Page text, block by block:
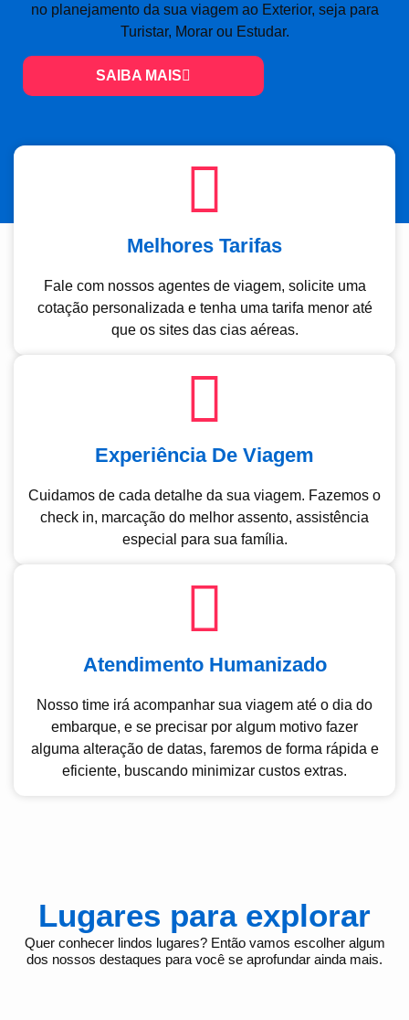
no planejamento da sua viagem ao Exterior, seja para
Turistar, Morar ou Estudar.
SAIBA MAIS
Melhores Tarifas
Fale com nossos agentes de viagem, solicite uma
cotação personalizada e tenha uma tarifa menor até
que os sites das cias aéreas.
Experiência De Viagem
Cuidamos de cada detalhe da sua viagem. Fazemos o
check in, marcação do melhor assento, assistência
especial para sua família.
Atendimento Humanizado
Nosso time irá acompanhar sua viagem até o dia do
embarque, e se precisar por algum motivo fazer
alguma alteração de datas, faremos de forma rápida e
eficiente, buscando minimizar custos extras.
Lugares para explorar
Quer conhecer lindos lugares? Então vamos escolher algum
dos nossos destaques para você se aprofundar ainda mais.